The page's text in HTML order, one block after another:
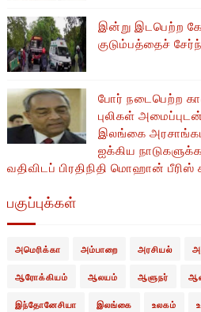
இன்று இடபெற்ற
குடும்பத்தைச்
போர் நடைபெற்ற
புலிகள்
இலங்கை
ஐக்கிய
வதிவிடப் பிரதிநிதி மொஹான் பீரிஸ்
பகுப்புக்கள்
அமெரிக்கா அம்பாறை அரசியல்
ஆரோக்கியம் ஆலயம் ஆளுநர்
இந்தோனேசியா இலங்கை உலகம்